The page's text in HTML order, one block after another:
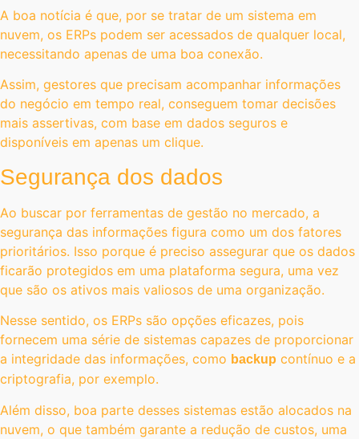
A boa notícia é que, por se tratar de um sistema em
nuvem, os ERPs podem ser acessados de qualquer local,
necessitando apenas de uma boa conexão.
Assim, gestores que precisam acompanhar informações
do negócio em tempo real, conseguem tomar decisões
mais assertivas, com base em dados seguros e
disponíveis em apenas um clique.
Segurança dos dados
Ao buscar por ferramentas de gestão no mercado, a
segurança das informações figura como um dos fatores
prioritários. Isso porque é preciso assegurar que os dados
ficarão protegidos em uma plataforma segura, uma vez
que são os ativos mais valiosos de uma organização.
Nesse sentido, os ERPs são opções eficazes, pois
fornecem uma série de sistemas capazes de proporcionar
a integridade das informações, como backup contínuo e a
criptografia, por exemplo.
Além disso, boa parte desses sistemas estão alocados na
nuvem, o que também garante a redução de custos, uma